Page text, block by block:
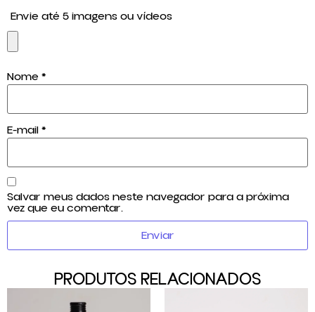
Envie até 5 imagens ou vídeos
Nome *
E-mail*
Salvar meus dados neste navegador para a próxima
vez que eu comentar.
PRODUTOS RELACIONADOS